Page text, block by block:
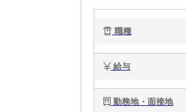
職種
給与
勤務地・面接地